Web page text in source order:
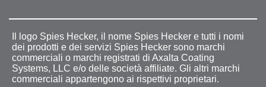
Il logo Spies Hecker, il nome Spies Hecker e tutti i nomi
dei prodotti e dei servizi Spies Hecker sono marchi
commerciali o marchi registrati di Axalta Coating
Systems, LLC e/o delle società affiliate. Gli altri marchi
commerciali appartengono ai rispettivi proprietari.